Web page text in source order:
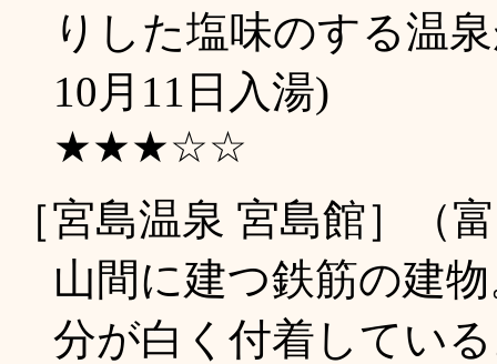
りした塩味のする温
10月11日入湯)
★★★☆☆
［宮島温泉 宮島館］（
山間に建つ鉄筋の建
分が白く付着してい